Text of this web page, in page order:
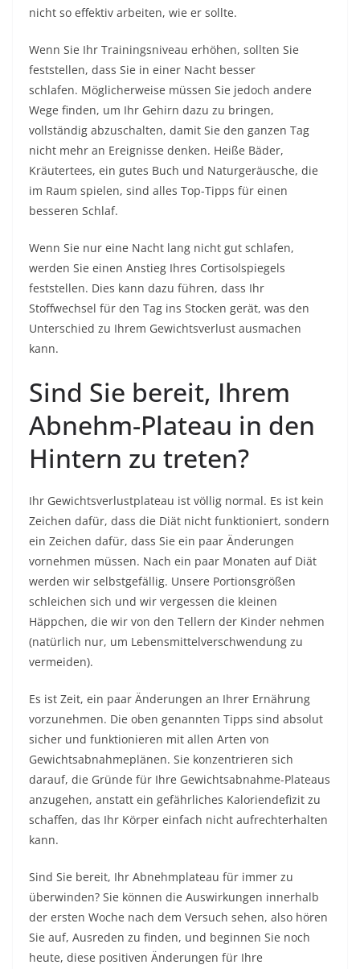
nicht so effektiv arbeiten, wie er sollte.
Wenn Sie Ihr Trainingsniveau erhöhen, sollten Sie
feststellen, dass Sie in einer Nacht besser
schlafen. Möglicherweise müssen Sie jedoch andere
Wege finden, um Ihr Gehirn dazu zu bringen,
vollständig abzuschalten, damit Sie den ganzen Tag
nicht mehr an Ereignisse denken. Heiße Bäder,
Kräutertees, ein gutes Buch und Naturgeräusche, die
im Raum spielen, sind alles Top-Tipps für einen
besseren Schlaf.
Wenn Sie nur eine Nacht lang nicht gut schlafen,
werden Sie einen Anstieg Ihres Cortisolspiegels
feststellen. Dies kann dazu führen, dass Ihr
Stoffwechsel für den Tag ins Stocken gerät, was den
Unterschied zu Ihrem Gewichtsverlust ausmachen
kann.
Sind Sie bereit, Ihrem
Abnehm-Plateau in den
Hintern zu treten?
Ihr Gewichtsverlustplateau ist völlig normal. Es ist kein
Zeichen dafür, dass die Diät nicht funktioniert, sondern
ein Zeichen dafür, dass Sie ein paar Änderungen
vornehmen müssen. Nach ein paar Monaten auf Diät
werden wir selbstgefällig. Unsere Portionsgrößen
schleichen sich und wir vergessen die kleinen
Häppchen, die wir von den Tellern der Kinder nehmen
(natürlich nur, um Lebensmittelverschwendung zu
vermeiden).
Es ist Zeit, ein paar Änderungen an Ihrer Ernährung
vorzunehmen. Die oben genannten Tipps sind absolut
sicher und funktionieren mit allen Arten von
Gewichtsabnahmeplänen. Sie konzentrieren sich
darauf, die Gründe für Ihre Gewichtsabnahme-Plateaus
anzugehen, anstatt ein gefährliches Kaloriendefizit zu
schaffen, das Ihr Körper einfach nicht aufrechterhalten
kann.
Sind Sie bereit, Ihr Abnehmplateau für immer zu
überwinden? Sie können die Auswirkungen innerhalb
der ersten Woche nach dem Versuch sehen, also hören
Sie auf, Ausreden zu finden, und beginnen Sie noch
heute, diese positiven Änderungen für Ihre